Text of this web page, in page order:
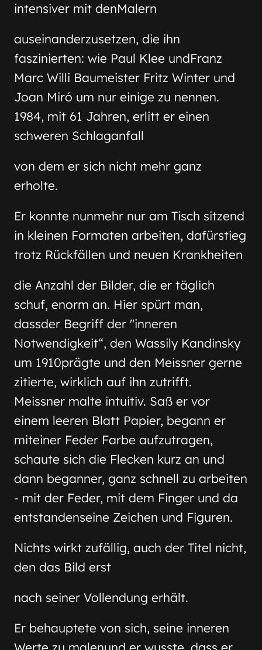
intensiver mit denMalern
auseinanderzusetzen, die ihn
faszinierten: wie Paul Klee undFranz
Marc Willi Baumeister Fritz Winter und
Joan Miró um nur einige zu nennen.
1984, mit 61 Jahren, erlitt er einen
schweren Schlaganfall
von dem er sich nicht mehr ganz
erholte.
Er konnte nunmehr nur am Tisch sitzend
in kleinen Formaten arbeiten, dafürstieg
trotz Rückfällen und neuen Krankheiten
die Anzahl der Bilder, die er täglich
schuf, enorm an. Hier spürt man,
dassder Begriff der "inneren
Notwendigkeit“, den Wassily Kandinsky
um 1910prägte und den Meissner gerne
zitierte, wirklich auf ihn zutrifft.
Meissner malte intuitiv. Saß er vor
einem leeren Blatt Papier, begann er
miteiner Feder Farbe aufzutragen,
schaute sich die Flecken kurz an und
dann beganner, ganz schnell zu arbeiten
- mit der Feder, mit dem Finger und da
entstandenseine Zeichen und Figuren.
Nichts wirkt zufällig, auch der Titel nicht,
den das Bild erst
nach seiner Vollendung erhält.
Er behauptete von sich, seine inneren
Werte zu malenund er wusste, dass er